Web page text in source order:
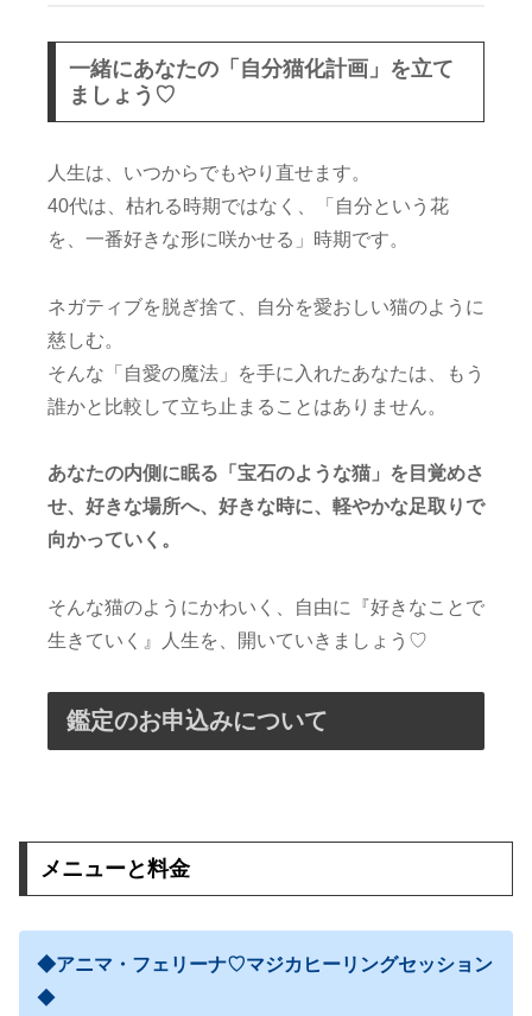
一緒にあなたの「自分猫化計画」を立て
ましょう♡
人生は、いつからでもやり直せます。
40代は、枯れる時期ではなく、「自分という花
を、一番好きな形に咲かせる」時期です。
ネガティブを脱ぎ捨て、自分を愛おしい猫のように
慈しむ。
そんな「自愛の魔法」を手に入れたあなたは、もう
誰かと比較して立ち止まることはありません。
あなたの内側に眠る「宝石のような猫」を目覚めさ
せ、好きな場所へ、好きな時に、軽やかな足取りで
向かっていく。
そんな猫のようにかわいく、自由に『好きなことで
生きていく』人生を、開いていきましょう♡
鑑定のお申込みについて
メニューと料金
◆アニマ・フェリーナ♡マジカヒーリングセッション
◆